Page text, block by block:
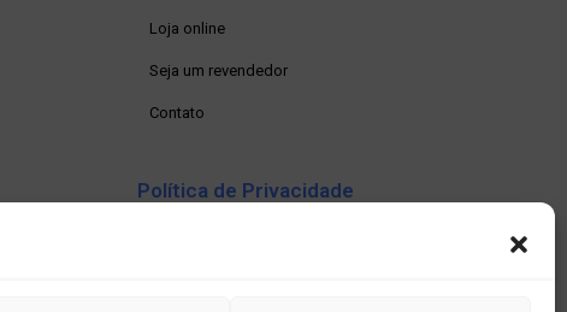
Loja online
Seja um revendedor
Contato
Política de Privacidade